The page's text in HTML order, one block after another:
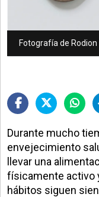
Sociedad
Fotografía de
Durante mucho
envejecimiento
llevar una
físicamente activo
hábitos siguen